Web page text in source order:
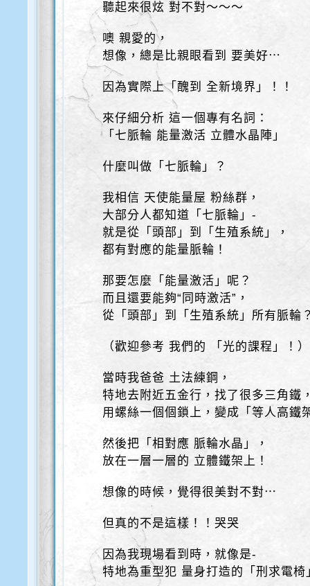
聽起來很炫 對不對～～～
噢 親愛的，
想像，總是比親眼看到 要美好⋯
因為實際上「醜到 全新境界」！！
來仔細分析 這一個專有名詞：
「七脈輪 能量激活 立體水晶陣」
什麼叫做「七脈輪」？
我相信 天使能量屋 粉絲群，
大部分人都知道「七脈輪」-
就是從「頭部」到「生殖系統」，
都有對應的能量脈輪！
那要怎麼「能量激活」呢？
而且還要能夠“同時激活”，
從「頭部」到「生殖系統」所有脈輪
（歡迎參考 我們的 「光的課程」！）
當時我爸爸 土法練鋼，
特地去附近五金行，找了很多三角鐵
用螺絲一個個鎖上，變成「等人高鐵
然後把「相對應 脈輪水晶」，
放在一層一層的 立體鐵架上！
想像的時候，覺得很美對不對⋯
但真的不是這樣！！哭哭
因為我現場看到時，就像是-
特地為重型犯 量身打造的「刑求電椅